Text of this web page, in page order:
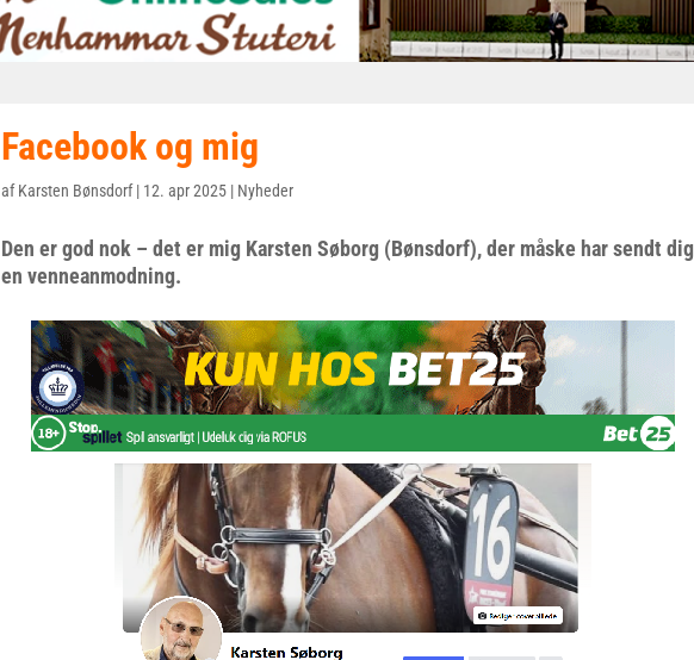
Facebook og mig
afKarsten Bønsdorf| 12. apr 2025 | Nyheder
Den er god nok – det er mig Karsten Søborg (Bønsdorf), der måske har sendt dig
en venneanmodning.